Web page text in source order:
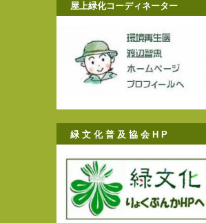
屋上緑化コーディネーター
緑 文 化 普 及 協 会 H P